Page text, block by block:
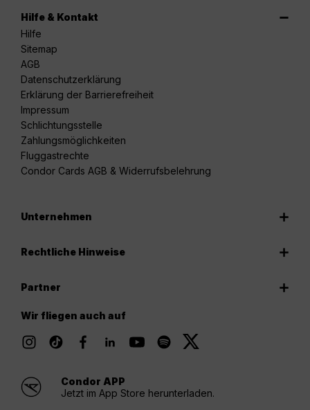
Hilfe & Kontakt
Hilfe
Sitemap
AGB
Datenschutzerklärung
Erklärung der Barrierefreiheit
Impressum
Schlichtungsstelle
Zahlungsmöglichkeiten
Fluggastrechte
Condor Cards AGB & Widerrufsbelehrung
Unternehmen
Rechtliche Hinweise
Partner
Wir fliegen auch auf
Condor APP
Jetzt im App Store herunterladen.